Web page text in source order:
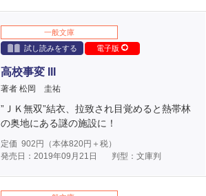
一般文庫
試し読みをする
電子版
高校事変 III
著者 松岡 圭祐
”ＪＫ無双”結衣、拉致され目覚めると熱帯林
の奥地にある謎の施設に！
定価 902 円（本体820円＋税）
発売日：2019年09月21日
判型：文庫判